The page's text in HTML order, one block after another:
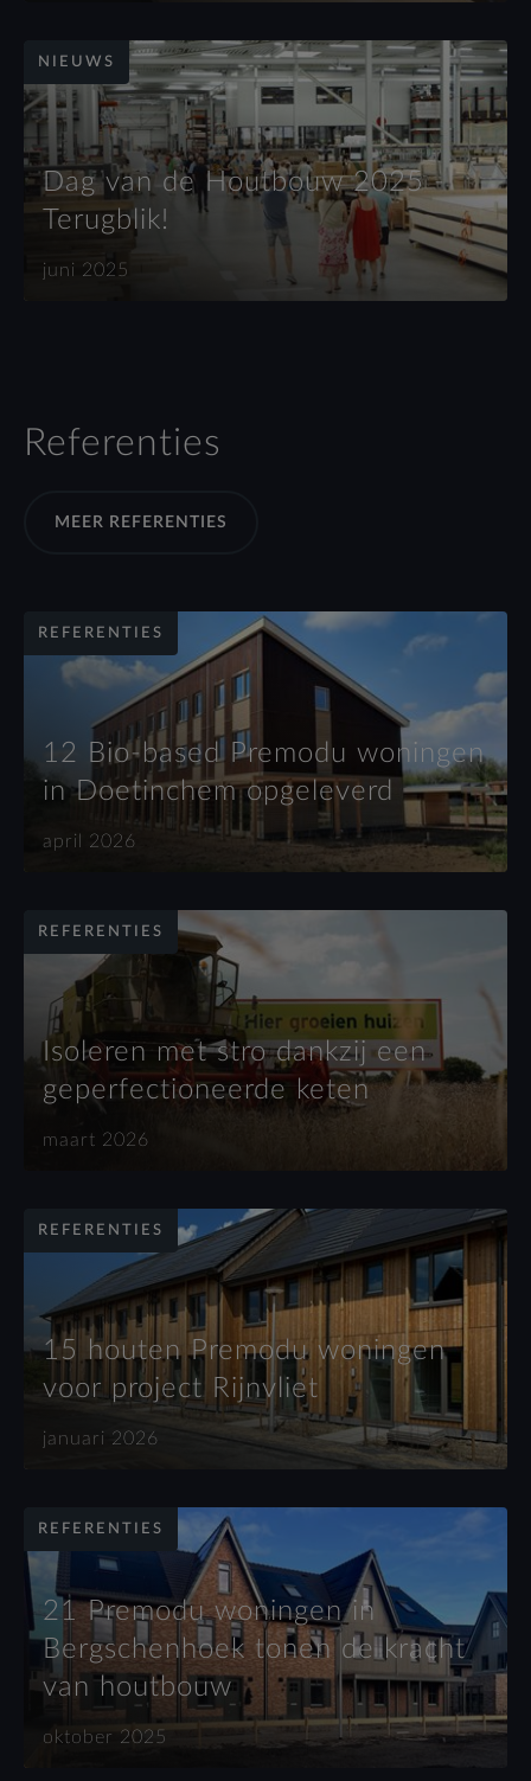
NIEUWS
Dag van de Houtbouw 2025 -
Terugblik!
juni 2025
Referenties
MEER REFERENTIES
REFERENTIES
12 Bio-based Premodu woningen
in Doetinchem opgeleverd
april 2026
REFERENTIES
Isoleren met stro dankzij een
geperfectioneerde keten
maart 2026
REFERENTIES
15 houten Premodu woningen
voor project Rijnvliet
januari 2026
REFERENTIES
21 Premodu woningen in
Bergschenhoek tonen de kracht
van houtbouw
oktober 2025